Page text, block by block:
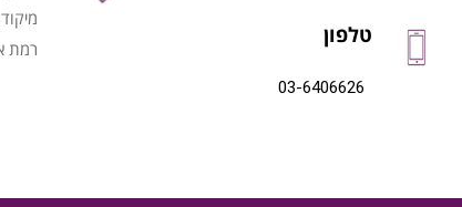
טלפון
03-6406626
מיקוד:
רמת